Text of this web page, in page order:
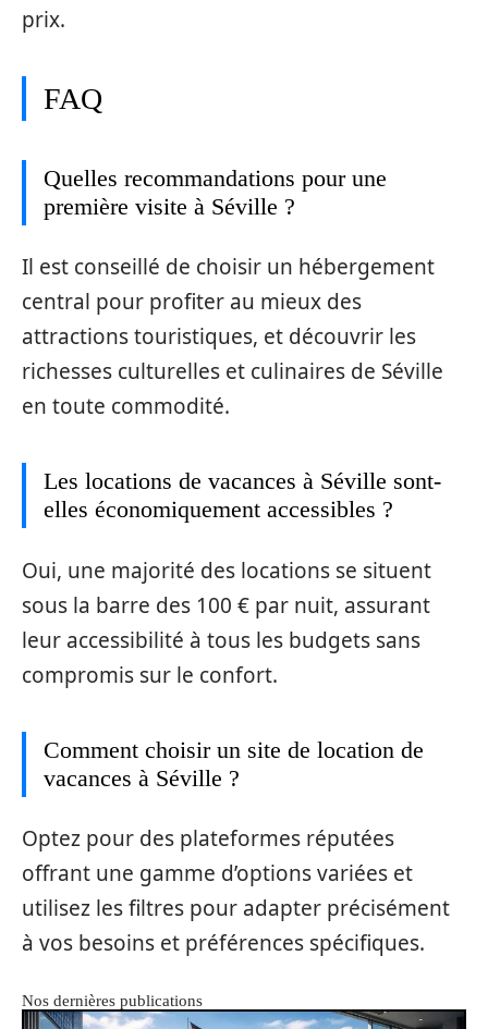
prix.
FAQ
Quelles recommandations pour une
première visite à Séville ?
Il est conseillé de choisir un hébergement
central pour profiter au mieux des
attractions touristiques, et découvrir les
richesses culturelles et culinaires de Séville
en toute commodité.
Les locations de vacances à Séville sont-
elles économiquement accessibles ?
Oui, une majorité des locations se situent
sous la barre des 100 € par nuit, assurant
leur accessibilité à tous les budgets sans
compromis sur le confort.
Comment choisir un site de location de
vacances à Séville ?
Optez pour des plateformes réputées
offrant une gamme d’options variées et
utilisez les filtres pour adapter précisément
à vos besoins et préférences spécifiques.
Nos dernières publications